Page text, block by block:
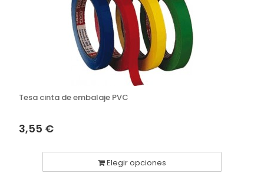
Tesa cinta de embalaje PVC
3,55 €
Elegir opciones